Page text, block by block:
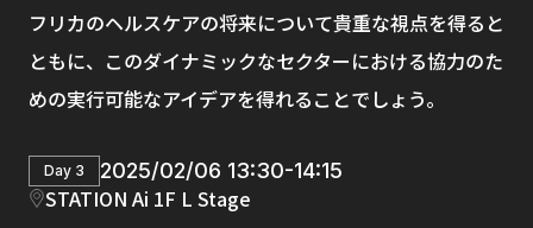
フリカのヘルスケアの将来について貴重な視点を得ると
ともに、このダイナミックなセクターにおける協力のた
めの実行可能なアイデアを得れることでしょう。
Day 3 2025/02/06 13:30-14:15
STATION Ai 1F L Stage